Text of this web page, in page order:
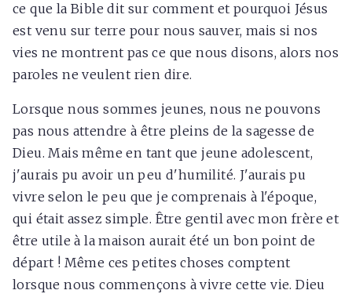
ce que la Bible dit sur comment et pourquoi Jésus
est venu sur terre pour nous sauver, mais si nos
vies ne montrent pas ce que nous disons, alors nos
paroles ne veulent rien dire.
Lorsque nous sommes jeunes, nous ne pouvons
pas nous attendre à être pleins de la sagesse de
Dieu. Mais même en tant que jeune adolescent,
j'aurais pu avoir un peu d'humilité. J'aurais pu
vivre selon le peu que je comprenais à l'époque,
qui était assez simple. Être gentil avec mon frère et
être utile à la maison aurait été un bon point de
départ ! Même ces petites choses comptent
lorsque nous commençons à vivre cette vie. Dieu